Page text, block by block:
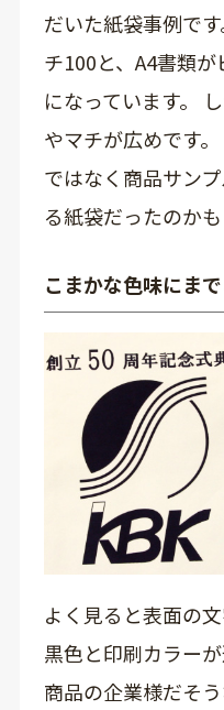
だいた紙袋事例で
チ100と、A4書類
になっています。
やマチが広めです
ではなく商品サン
る紙袋だったのかも
こまかな色味にま
よく見ると表面の
黒色と印刷カラー
商品の企業様だそ